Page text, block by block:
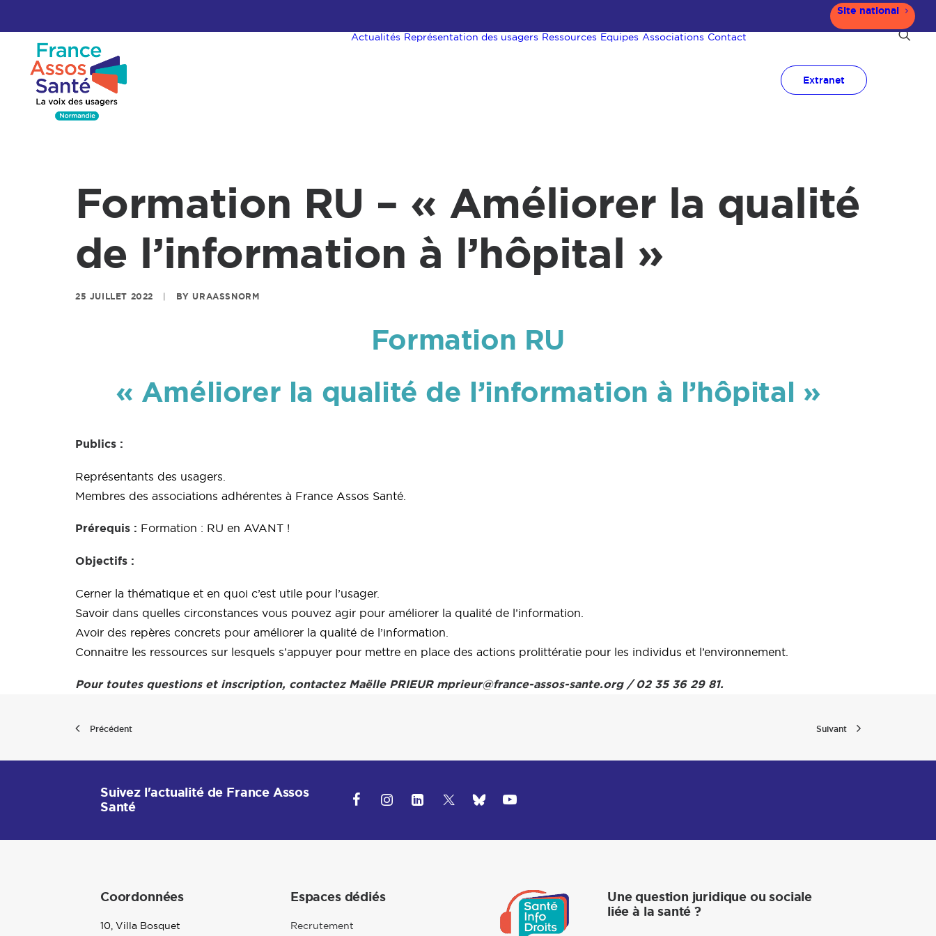
Site national
Actualités Représentation des usagers Ressources Equipes Associations Contact
Extranet
Formation RU – « Améliorer la qualité
de l’information à l’hôpital »
25 JUILLET 2022 | BY URAASSNORM
Formation RU
« Améliorer la qualité de l’information à l’hôpital »
Publics :
Représentants des usagers.
Membres des associations adhérentes à France Assos Santé.
Prérequis : Formation : RU en AVANT !
Objectifs :
Cerner la thématique et en quoi c’est utile pour l’usager.
Savoir dans quelles circonstances vous pouvez agir pour améliorer la qualité de l’information.
Avoir des repères concrets pour améliorer la qualité de l’information.
Connaitre les ressources sur lesquels s’appuyer pour mettre en place des actions prolittératie pour les individus et l’environnement.
Pour toutes questions et inscription, contactez Maëlle PRIEUR mprieur@france-assos-sante.org / 02 35 36 29 81.
Précédent Suivant
Suivez l'actualité de France Assos
Santé
Coordonnées
10, Villa Bosquet
Espaces dédiés
Recrutement
Une question juridique ou sociale
liée à la santé ?